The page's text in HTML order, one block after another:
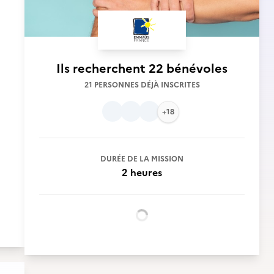
Ils recherchent 22 bénévoles
21 PERSONNES DÉJÀ INSCRITES
+18
DURÉE DE LA MISSION
2 heures